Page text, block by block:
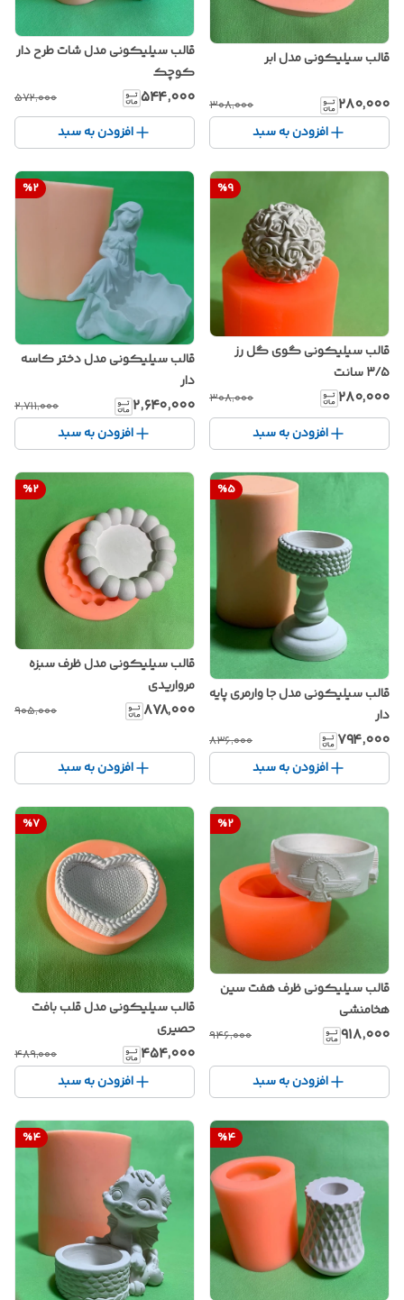
قالب سیلیکونی مدل ابر
۲۸۰٬۰۰۰ ۳۰۸٬۰۰۰
افزودن به سبد
قالب سیلیکونی مدل شات طرح دار
کوچک
۵۴۴٬۰۰۰ ۵۷۲٬۰۰۰
افزودن به سبد
%9
قالب سیلیکونی گوی گل رز
3/5 سانت
۲۸۰٬۰۰۰ ۳۰۸٬۰۰۰
افزودن به سبد
%2
قالب سیلیکونی مدل دختر کاسه
دار
۲٬۶۴۰٬۰۰۰ ۲٬۷۱۱٬۰۰۰
افزودن به سبد
%5
قالب سیلیکونی مدل جا وارمری پایه
دار
۷۹۴٬۰۰۰ ۸۳۶٬۰۰۰
افزودن به سبد
%2
قالب سیلیکونی مدل ظرف سبزه
مرواریدی
۸۷۸٬۰۰۰ ۹۰۵٬۰۰۰
افزودن به سبد
%2
قالب سیلیکونی ظرف هفت سین
هخامنشی
۹۱۸٬۰۰۰ ۹۴۶٬۰۰۰
افزودن به سبد
%7
قالب سیلیکونی مدل قلب بافت
حصیری
۴۵۴٬۰۰۰ ۴۸۹٬۰۰۰
افزودن به سبد
%4
%4